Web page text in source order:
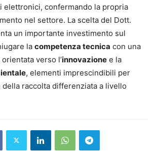
elettronici, confermando la propria
nel settore. La scelta del Dott.
un importante investimento sul
la competenza tecnica con una
verso l’innovazione e la
, elementi imprescindibili per
raccolta differenziata a livello